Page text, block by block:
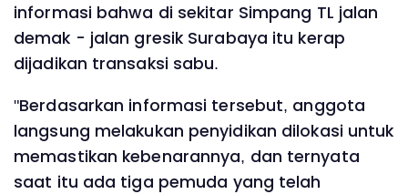
informasi bahwa di sekitar Simpang TL jalan
demak - jalan gresik Surabaya itu kerap
dijadikan transaksi sabu.
"Berdasarkan informasi tersebut, anggota
langsung melakukan penyidikan dilokasi untuk
memastikan kebenarannya, dan ternyata
saat itu ada tiga pemuda yang telah